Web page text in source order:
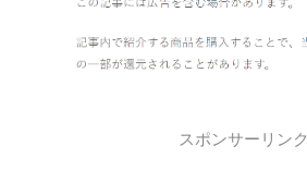
スポンサーリンク